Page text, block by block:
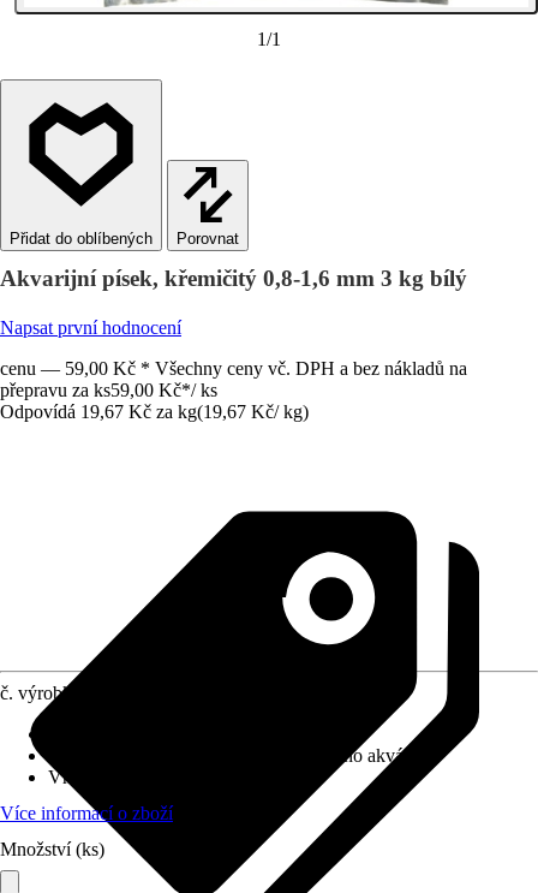
1/1
Porovnat
Akvarijní písek, křemičitý 0,8-1,6 mm 3 kg bílý
Napsat první hodnocení
cenu — 59,00 Kč * Všechny ceny vč. DPH a bez nákladů na
přepravu za ks59,00 Kč*/ ks
Odpovídá 19,67 Kč za kg(19,67 Kč/ kg)
č. výrobku
Písek, Štěrk/oblázky, Dno akvária
Vhodné pro
Více informací o zboží
Množství (ks)